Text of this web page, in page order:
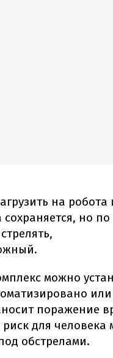
на робота
сохраняется, но
можно
поражение
для
обстрелами.